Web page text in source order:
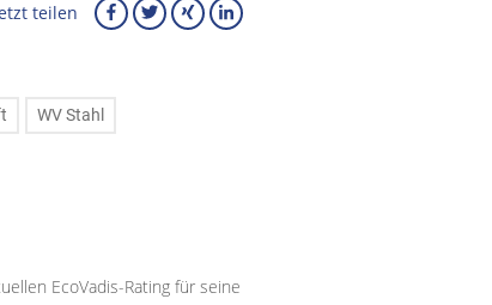
teilen
WV Stahl
EcoVadis-Rating für seine